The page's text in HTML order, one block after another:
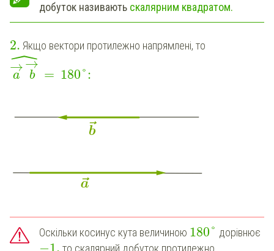
добуток називають скалярним квадратом.
2. Якщо вектори протилежно напрямлені, то
a
→
b
→
ˆ = 180°:
Оскільки косинус кута величиною 180° дорівнює
то скалярний добуток протилежно